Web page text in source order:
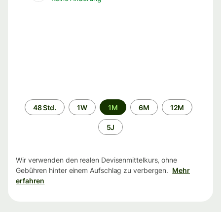
Zeitraum
48 Std. 1W 1M 6M 12M
5J
Wir verwenden den realen Devisenmittelkurs, ohne
Gebühren hinter einem Aufschlag zu verbergen. Mehr
erfahren